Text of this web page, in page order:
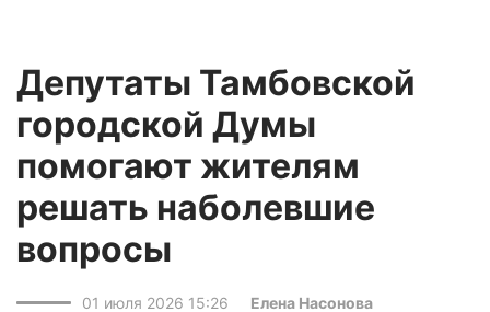
Депутаты Тамбовской
городской Думы
помогают жителям
решать наболевшие
вопросы
01 июля 2026 15:26
Елена Насонова